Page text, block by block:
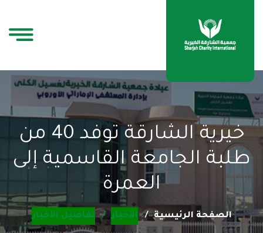
خيرية الشارقة توفد 40 من
طلبة الجامعة القاسمية إلى
العمرة
الصفحة الرئيسية الأخبار تفاصيل الأخبار